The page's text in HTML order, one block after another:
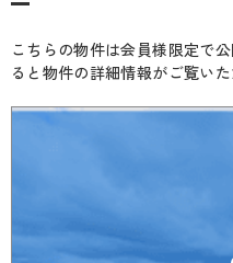
こちらの物件は会員様限定で
ると物件の詳細情報がご覧いた